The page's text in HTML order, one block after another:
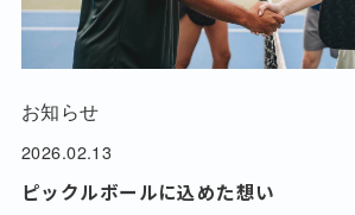
お知らせ
2026.02.13
ピックルボールに込めた想い